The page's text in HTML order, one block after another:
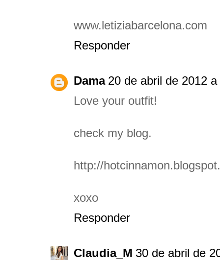
www.letiziabarcelona.com
Responder
Dama 20 de abril de 2012
Love your outfit!
check my blog.
http://
xoxo
Responder
Claudia_M 30 de abril de